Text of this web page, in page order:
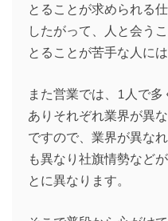
とることが求められる仕
したがって、人と会う
とることが苦手な人に
また営業では、1人で
ありそれぞれ業界が異
ですので、業界が異な
も異なり社旗情勢など
とに異なります。